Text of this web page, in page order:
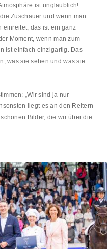
ist unglaublich!
Zuschauer und wenn man
einreitet, das ist ein ganz
Moment, wenn man zum
ist einfach einzigartig. Das
was sie sehen und was sie
„Wir sind ja nur
liegt es an den Reitern
Bilder, die wir über die